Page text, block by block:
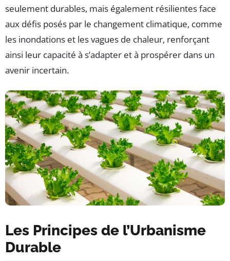
seulement durables, mais également résilientes face
aux défis posés par le changement climatique, comme
les inondations et les vagues de chaleur, renforçant
ainsi leur capacité à s’adapter et à prospérer dans un
avenir incertain.
Les Principes de l’Urbanisme
Durable